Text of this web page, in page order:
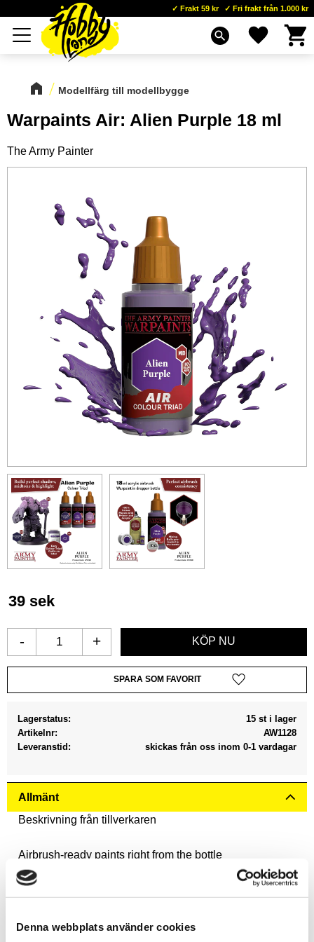
Denna webbplats använder cookies
Meny
Frakt 59 kr Fri frakt från 1.000 kr
search Favoriter
Modellfärg till modellbygge
Warpaints Air: Alien Purple 18 ml
The Army Painter
39 sek
+
-
Lägg till i favoriter
Lagerstatus
15 st i lager
Artikelnr
AW1128
Leveranstid
skickas från oss inom 0-1 vardagar
Allmänt
Beskrivning från tillverkaren
Airbrush-ready paints right from the bottle
No thinning required.
Pre-loaded Mixing Balls.